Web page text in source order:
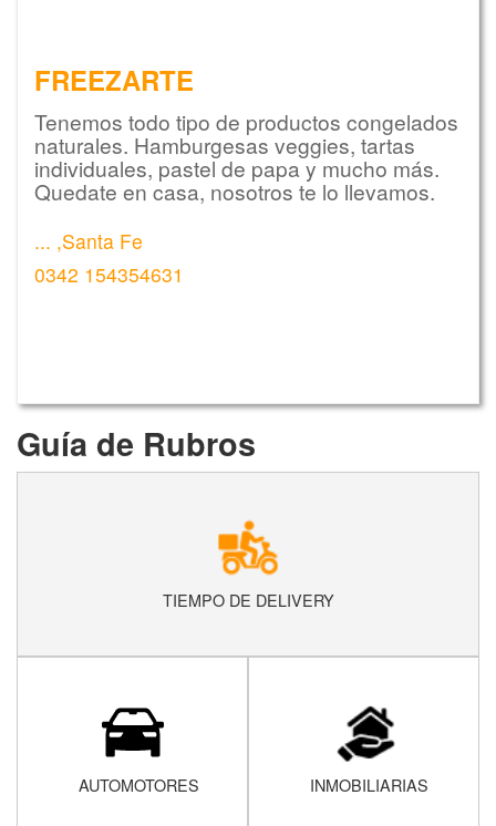
FREEZARTE
Tenemos todo tipo de productos congelados
naturales. Hamburgesas veggies, tartas
individuales, pastel de papa y mucho más.
Quedate en casa, nosotros te lo llevamos.
... ,Santa Fe
0342 154354631
Guía de Rubros
TIEMPO DE DELIVERY
AUTOMOTORES INMOBILIARIAS